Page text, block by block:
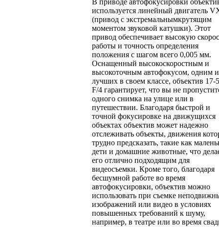
В приводе автофокусировки
используется линейный двигатель
(привод с экстремальнымкрутящим
моментом звуковой катушки). Этот
привод обеспечивает высокую
работы и точность определения
положения с шагом всего 0,005 мм.
Оснащенный высокоскоростным и
высокоточным автофокусом, одним
лучших в своем классе, объектив 17-
F/4 гарантирует, что вы не
одного снимка на улице или в
путешествии. Благодаря быстрой и
точной фокусировке на движущихся
объектах объектив может надежно
отслеживать объекты, движения
трудно предсказать, такие как
дети и домашние животные, что
его отлично подходящим для
видеосъемки. Кроме того, благодаря
бесшумной работе во время
автофокусировки, объектив можно
использовать при съемке
изображений или видео в условиях
повышенных требований к шуму,
например, в театре или во время